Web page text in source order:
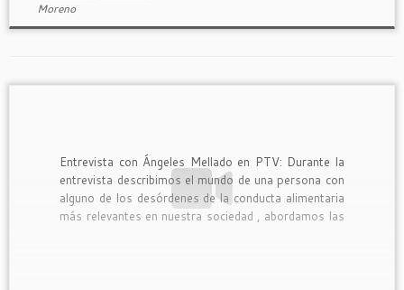
Moreno
Entrevista con Ángeles Mellado en PTV: Durante la
entrevista describimos el mundo de una persona con
alguno de los desórdenes de la conducta alimentaria
más relevantes en nuestra sociedad , abordamos las